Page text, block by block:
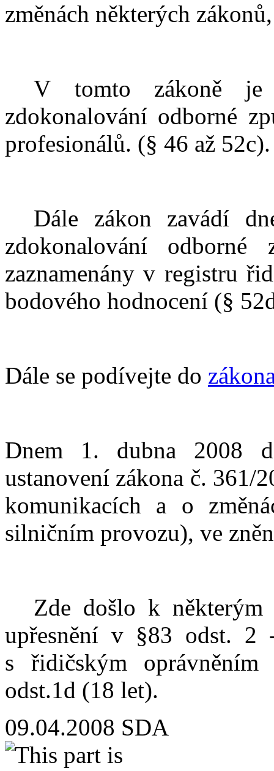
změnách některých
V tomto zákoně je
zdokonalování odborné
profesionálů. (§ 46 až 52c).
Dále zákon zavádí
zdokonalování
zaznamenány v registru
bodového hodnocení (§
Dále se podívejte do
Dnem 1. dubna 2008
ustanovení zákona č. 361/
komunikacích a o
silničním provozu), ve
Zde došlo k
upřesnění v §83 odst. 2
s řidičským
odst.1d (18 let).
09.04.2008 SDA